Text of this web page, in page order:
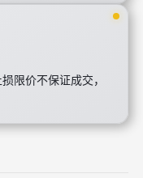
限价不保证成交，